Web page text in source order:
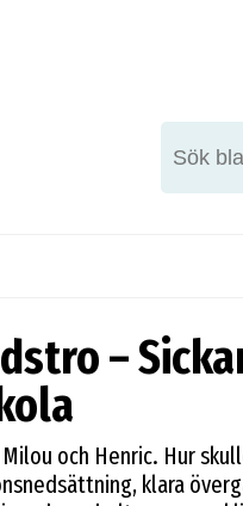
–
och Henric. Hur
klara